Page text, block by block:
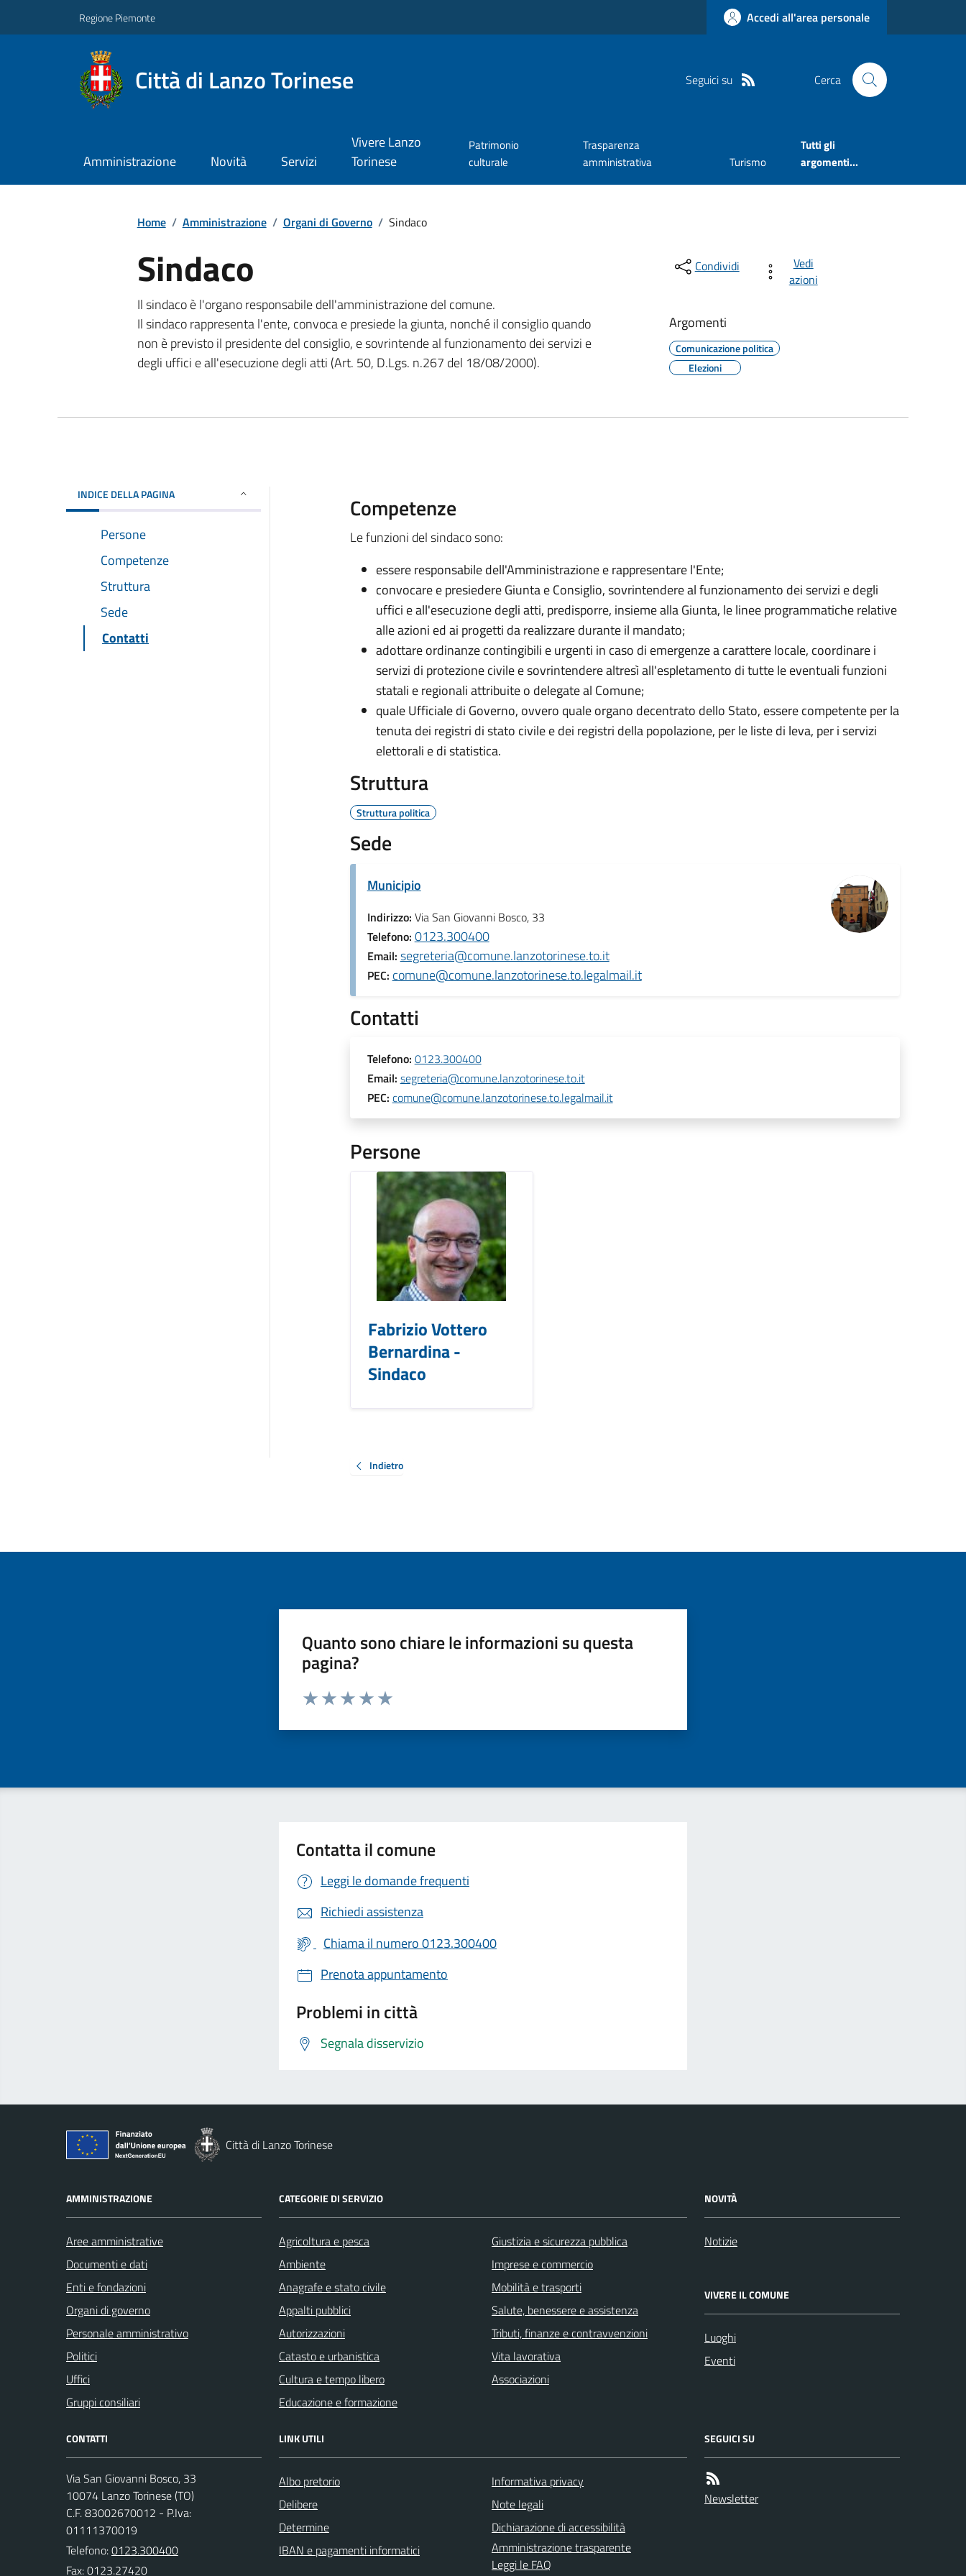
Regione Piemonte Accedi all'area personale
Città di Lanzo Torinese Seguici su Cerca
Amministrazione Novità Servizi
Vivere Lanzo
Torinese
Patrimonio
culturale
Trasparenza
amministrativa
Turismo
Tutti gli
argomenti...
Home / Amministrazione / Organi di Governo / Sindaco
Sindaco
Il sindaco è l'organo responsabile dell'amministrazione del comune.
Il sindaco rappresenta l'ente, convoca e presiede la giunta, nonché il consiglio quando
non è previsto il presidente del consiglio, e sovrintende al funzionamento dei servizi e
degli uffici e all'esecuzione degli atti (Art. 50, D.Lgs. n.267 del 18/08/2000).
Condividi
Vedi
azioni
Argomenti
Comunicazione politica
Elezioni
INDICE DELLA PAGINA
Persone
Competenze
Struttura
Sede
Contatti
Competenze
Le funzioni del sindaco sono:
essere responsabile dell'Amministrazione e rappresentare l'Ente;
convocare e presiedere Giunta e Consiglio, sovrintendere al funzionamento dei servizi e degli
uffici e all'esecuzione degli atti, predisporre, insieme alla Giunta, le linee programmatiche relative
alle azioni ed ai progetti da realizzare durante il mandato;
adottare ordinanze contingibili e urgenti in caso di emergenze a carattere locale, coordinare i
servizi di protezione civile e sovrintendere altresì all'espletamento di tutte le eventuali funzioni
statali e regionali attribuite o delegate al Comune;
quale Ufficiale di Governo, ovvero quale organo decentrato dello Stato, essere competente per la
tenuta dei registri di stato civile e dei registri della popolazione, per le liste di leva, per i servizi
elettorali e di statistica.
Struttura
Struttura politica
Sede
Municipio
Indirizzo: Via San Giovanni Bosco, 33
Telefono: 0123.300400
Email: segreteria@comune.lanzotorinese.to.it
PEC: comune@comune.lanzotorinese.to.legalmail.it
Contatti
Telefono: 0123.300400
Email: segreteria@comune.lanzotorinese.to.it
PEC: comune@comune.lanzotorinese.to.legalmail.it
Persone
Fabrizio Vottero
Bernardina -
Sindaco
Indietro
Quanto sono chiare le informazioni su questa
pagina?
Valuta da 1 a 5 stelle la pagina
Contatta il comune
Leggi le domande frequenti
Richiedi assistenza
Chiama il numero 0123.300400
Prenota appuntamento
Problemi in città
Segnala disservizio
Città di Lanzo Torinese
AMMINISTRAZIONE
Aree amministrative
Documenti e dati
Enti e fondazioni
Organi di governo
Personale amministrativo
Politici
Uffici
Gruppi consiliari
CATEGORIE DI SERVIZIO
Agricoltura e pesca
Ambiente
Anagrafe e stato civile
Appalti pubblici
Autorizzazioni
Catasto e urbanistica
Cultura e tempo libero
Educazione e formazione
Giustizia e sicurezza pubblica
Imprese e commercio
Mobilità e trasporti
Salute, benessere e assistenza
Tributi, finanze e contravvenzioni
Vita lavorativa
Associazioni
NOVITÀ
Notizie
VIVERE IL COMUNE
Luoghi
Eventi
CONTATTI
Via San Giovanni Bosco, 33
10074 Lanzo Torinese (TO)
C.F. 83002670012 - P.Iva:
01111370019
Telefono:0123.300400
Fax: 0123.27420
LINK UTILI
Albo pretorio
Delibere
Determine
IBAN e pagamenti informatici
Informativa privacy
Note legali
Dichiarazione di accessibilità
Amministrazione trasparente
Leggi le FAQ
SEGUICI SU
Newsletter